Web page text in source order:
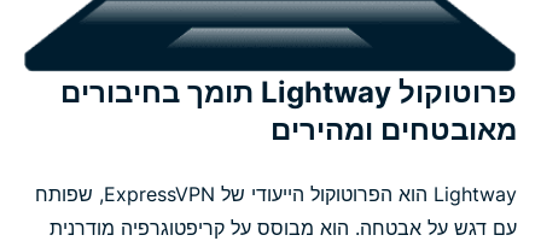
פרוטוקול Lightway תומך בחיבורים
מאובטחים ומהירים
Lightway הוא הפרוטוקול הייעודי של ExpressVPN, שפותח
עם דגש על אבטחה. הוא מבוסס על קריפטוגרפיה מודרנית